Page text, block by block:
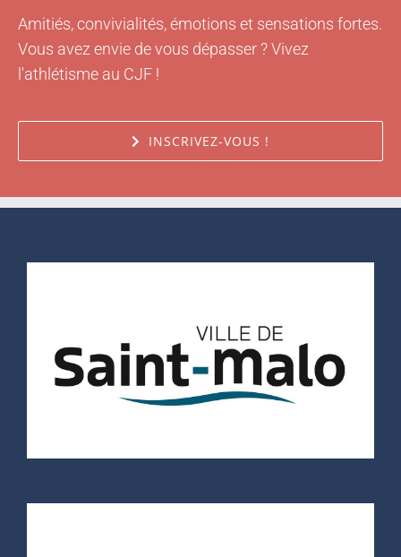
Amitiés, convivialités, émotions et sensations fortes.
Vous avez envie de vous dépasser ? Vivez
l'athlétisme au CJF !
INSCRIVEZ-VOUS !